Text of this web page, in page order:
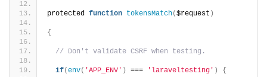
protected function tokensMatch($request )
{
// Don't validate CSRF when testing.
if(env( 'APP_ENV' ) === 'laraveltesting' ) {